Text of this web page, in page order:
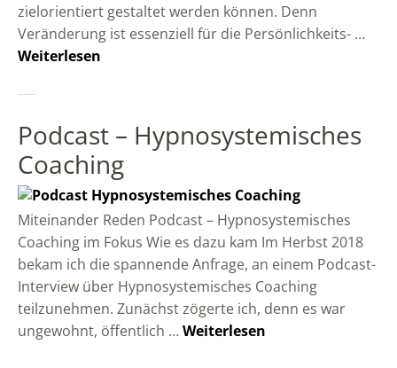
zielorientiert gestaltet werden können. Denn
Veränderung ist essenziell für die Persönlichkeits- …
Weiterlesen
Podcast – Hypnosystemisches
Coaching
Miteinander Reden Podcast – Hypnosystemisches
Coaching im Fokus Wie es dazu kam Im Herbst 2018
bekam ich die spannende Anfrage, an einem Podcast-
Interview über Hypnosystemisches Coaching
teilzunehmen. Zunächst zögerte ich, denn es war
ungewohnt, öffentlich …Weiterlesen